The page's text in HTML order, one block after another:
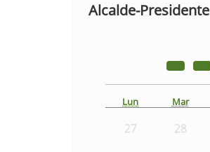
Alcalde-Presidente
Lun Mar
27 28